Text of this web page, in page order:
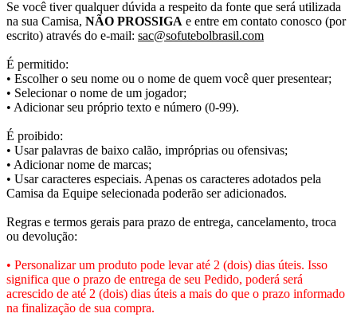
Se você tiver qualquer dúvida a respeito da fonte que será utilizada
na sua Camisa, NÃO PROSSIGA e entre em contato conosco (por
escrito) através do e-mail: sac@sofutebolbrasil.com
É permitido:
• Escolher o seu nome ou o nome de quem você quer presentear;
• Selecionar o nome de um jogador;
• Adicionar seu próprio texto e número (0-99).
É proibido:
• Usar palavras de baixo calão, impróprias ou ofensivas;
• Adicionar nome de marcas;
• Usar caracteres especiais. Apenas os caracteres adotados pela
Camisa da Equipe selecionada poderão ser adicionados.
Regras e termos gerais para prazo de entrega, cancelamento, troca
ou devolução:
• Personalizar um produto pode levar até 2 (dois) dias úteis. Isso
significa que o prazo de entrega de seu Pedido, poderá será
acrescido de até 2 (dois) dias úteis a mais do que o prazo informado
na finalização de sua compra.